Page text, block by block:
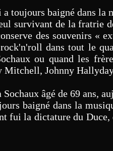
toujours baigné dans la
survivant de la fratrie
des souvenirs «
dans tout le
ou quand les
Mitchell, Johnny
âgé de 69 ans,
baigné dans la
fui la dictature du